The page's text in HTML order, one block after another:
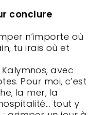
conclure
n’importe où
tu irais où et
avec
Pour moi, c’est
la mer, la
tout y